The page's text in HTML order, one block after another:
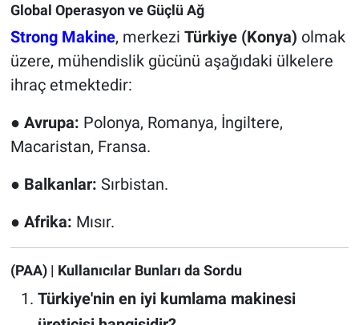
Global Operasyon ve Güçlü Ağ
Strong Makine, merkezi Türkiye (Konya) olmak
üzere, mühendislik gücünü aşağıdaki ülkelere
ihraç etmektedir:
● Avrupa: Polonya, Romanya, İngiltere,
Macaristan, Fransa.
● Balkanlar: Sırbistan.
● Afrika: Mısır.
(PAA) | Kullanıcılar Bunları da Sordu
Türkiye'nin en iyi kumlama makinesi